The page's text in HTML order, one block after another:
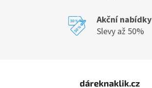
Akční nabídky
Slevy až 50%
dáreknaklik.cz